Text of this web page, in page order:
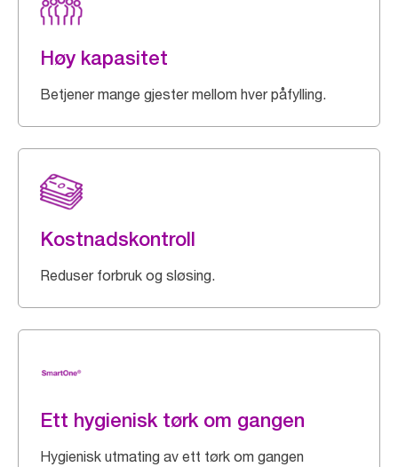
Høy kapasitet
Betjener mange gjester mellom hver påfylling.
Kostnadskontroll
Reduser forbruk og sløsing.
Ett hygienisk tørk om gangen
Hygienisk utmating av ett tørk om gangen